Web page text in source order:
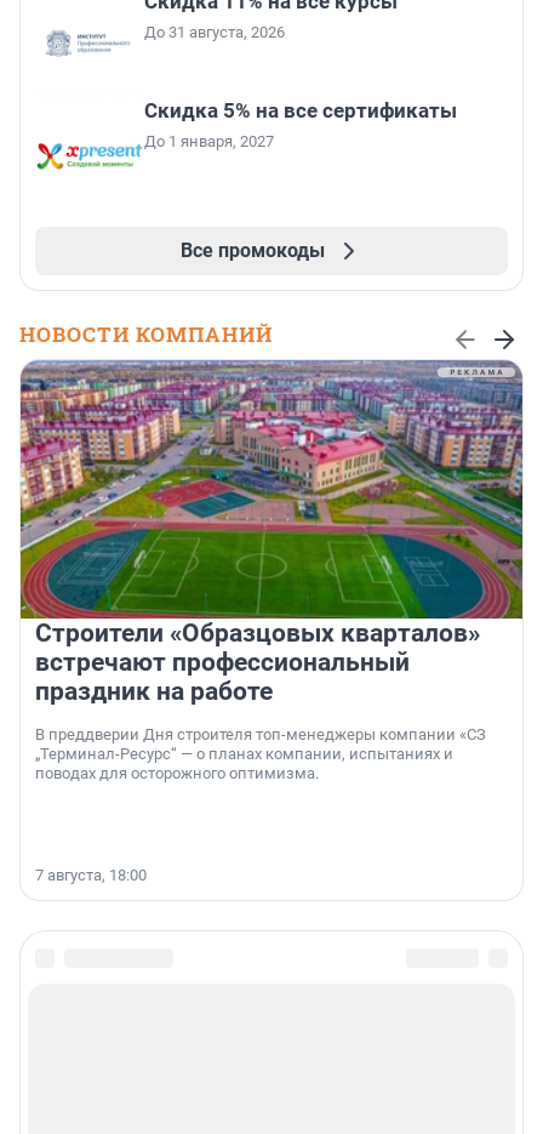
До 31 августа, 2026
Скидка 5% на все сертификаты
До 1 января, 2027
Все промокоды
НОВОСТИ КОМПАНИЙ
Строители «Образцовых кварталов»
встречают профессиональный
праздник на работе
В преддверии Дня строителя топ-менеджеры компании «СЗ
„Терминал-Ресурс“ — о планах компании, испытаниях и
поводах для осторожного оптимизма.
7 августа, 18:00